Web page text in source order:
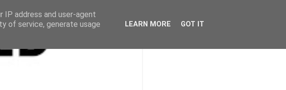
IP address and user-agent
of service, generate usage
LEARN MORE GOT IT